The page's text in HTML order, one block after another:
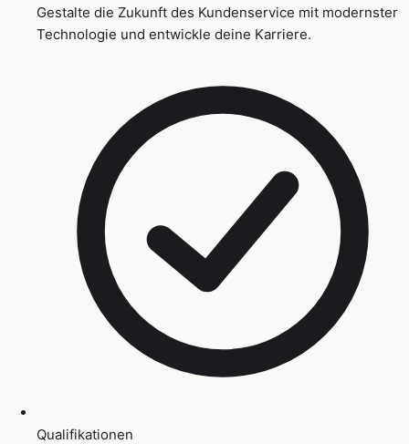
Gestalte die Zukunft des Kundenservice mit modernster
Technologie und entwickle deine Karriere.
Qualifikationen